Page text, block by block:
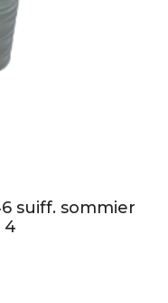
suiff. sommier
4